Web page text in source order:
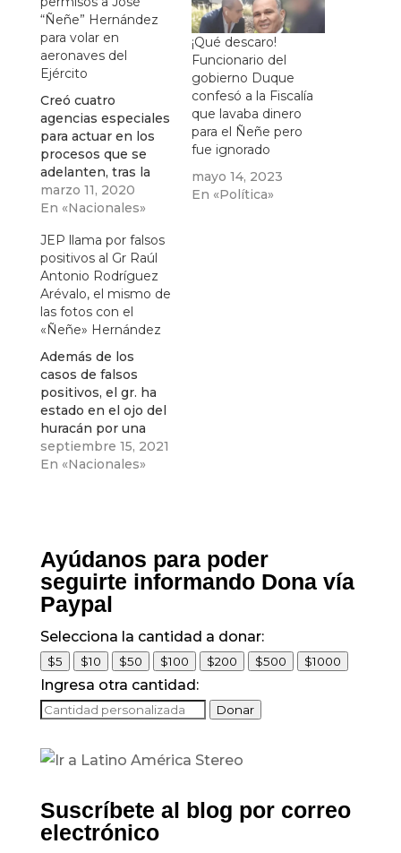
“Ñeñe” Hernández
para volar en
aeronaves del
Ejército
Creó cuatro
agencias especiales
para actuar en los
procesos que se
adelanten, tras la
compulsa de copias
de interceptaciones
la Fiscalía.
marzo 11, 2020
En «Nacionales»
¡Qué descaro!
Funcionario del
gobierno Duque
confesó a la Fiscalía
que lavaba dinero
para el Ñeñe pero
fue ignorado
mayo 14, 2023
En «Política»
JEP llama por falsos
positivos al Gr Raúl
Antonio Rodríguez
Arévalo, el mismo de
las fotos con el
«Ñeñe» Hernández
Además de los
casos de falsos
positivos, el gr. ha
estado en el ojo del
huracán por una
fotos durante la
celebración de los 15
'Ñeñe' Hernández y
varios miembros de
su familia
septiembre 15, 2021
En «Nacionales»
Ayúdanos para poder
seguirte informando Dona vía
Paypal
Selecciona la cantidad a donar:
$5 $10 $50 $100 $200 $500 $1000
Ingresa otra cantidad:
Donar
Suscríbete al blog por correo
electrónico